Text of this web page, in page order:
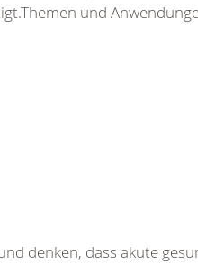
und
denken, dass akute